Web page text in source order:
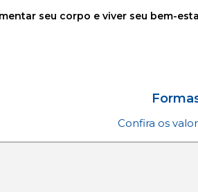
seu corpo e viver seu bem-
Confira os